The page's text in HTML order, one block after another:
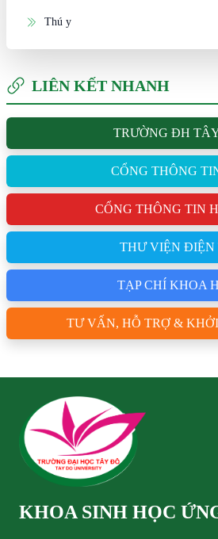
Thú y
LIÊN KẾT NHANH
TRƯỜNG ĐH
CỔNG THÔNG
CỔNG THÔNG TIN
THƯ VIỆN ĐIỆN
TẠP CHÍ KHOA
TƯ VẤN, HỖ TRỢ &
KHOA SINH HỌC